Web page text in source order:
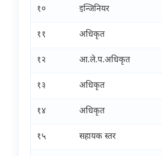
१० इन्जिनियर
११ अधिकृत
१२ आ.ले.प.अधिकृत
१३ अधिकृत
१४ अधिकृत
१५ सहायक स्तर